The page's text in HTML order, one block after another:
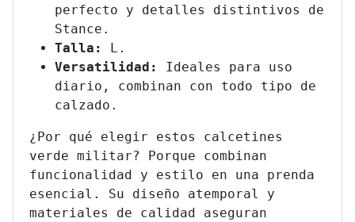
perfecto y detalles distintivos de
Stance.
Talla:
L.
Versatilidad:
Ideales para uso
diario, combinan con todo tipo de
calzado.
¿Por qué elegir estos calcetines
verde militar? Porque combinan
funcionalidad y estilo en una prenda
esencial. Su diseño atemporal y
materiales de calidad aseguran